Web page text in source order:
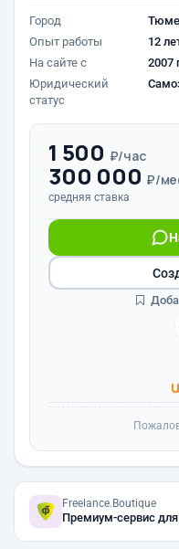
Город
Опыт работы
12
На сайте с
2007
Юридический
статус
1 500 ₽/час
300 000 ₽/
средняя ставка
Freelance.Boutique
Премиум-сервис